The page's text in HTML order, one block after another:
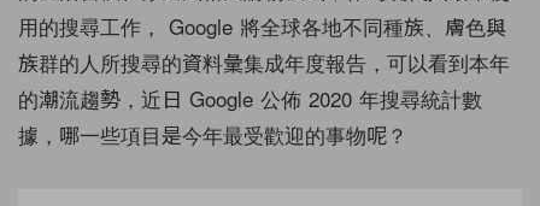
用的搜尋工作， Google 將全球各地不同種族、膚色與
族群的人所搜尋的資料彙集成年度報告，可以看到本年
的潮流趨勢，近日 Google 公佈 2020 年搜尋統計數
據，哪一些項目是今年最受歡迎的事物呢？